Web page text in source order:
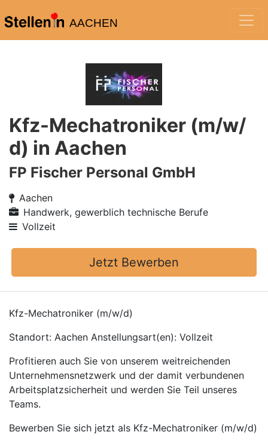
AACHEN
Kfz-Mechatroniker (m/w/
d) in Aachen
FP Fischer Personal GmbH
Aachen
Handwerk, gewerblich technische Berufe
Vollzeit
Jetzt Bewerben
Kfz-Mechatroniker (m/w/d)
Standort: Aachen Anstellungsart(en): Vollzeit
Profitieren auch Sie von unserem weitreichenden
Unternehmensnetzwerk und der damit verbundenen
Arbeitsplatzsicherheit und werden Sie Teil unseres
Teams.
Bewerben Sie sich jetzt als Kfz-Mechatroniker (m/w/d)